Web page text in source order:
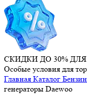
СКИДКИ ДО 30%
Особые условия для
Главная Каталог
генераторы Daewoo